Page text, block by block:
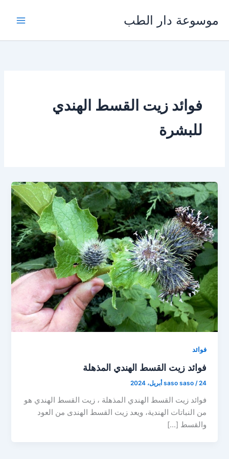
المحتوى
موسوعة دار الطب
فوائد زيت القسط الهندي
للبشرة
فوائد
فوائد زيت القسط الهندي المذهلة
saso saso /24 أبريل، 2024
فوائد زيت القسط الهندي المذهلة ، زيت القسط الهندي هو
من النباتات الهندية، ويعد زيت القسط الهندى من العود
والقسط […]